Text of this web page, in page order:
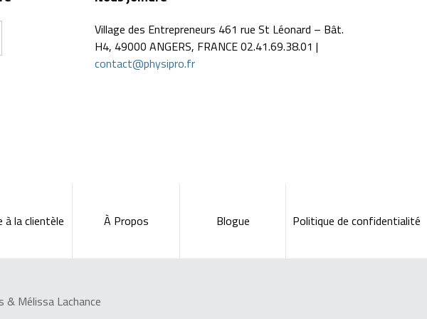
Village des Entrepreneurs 461 rue St Léonard – Bât.
H4, 49000 ANGERS, FRANCE 02.41.69.38.01 |
contact@physipro.fr
à la clientèle À Propos Blogue Politique de confidentialité
& Mélissa Lachance